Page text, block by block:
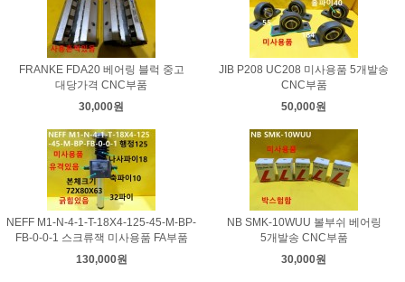
FRANKE FDA20 베어링 블럭 중고
대당가격 CNC부품
30,000원
JIB P208 UC208 미사용품 5개발송
CNC부품
50,000원
NEFF M1-N-4-1-T-18X4-125-45-M-BP-
FB-0-0-1 스크류잭 미사용품 FA부품
130,000원
NB SMK-10WUU 볼부쉬 베어링
5개발송 CNC부품
30,000원